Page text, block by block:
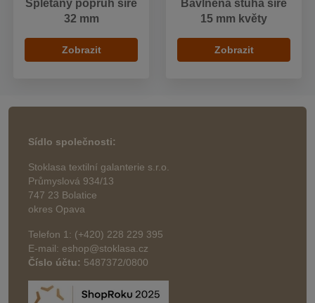
Splétaný popruh šíře
32 mm
Zobrazit
Bavlněná stuha šíře
15 mm květy
Zobrazit
Sídlo společnosti:
Stoklasa textilní galanterie s.r.o.
Průmyslová 934/13
747 23 Bolatice
okres Opava
Telefon 1: (+420) 228 229 395
E-mail: eshop@stoklasa.cz
Číslo účtu: 5487372/0800